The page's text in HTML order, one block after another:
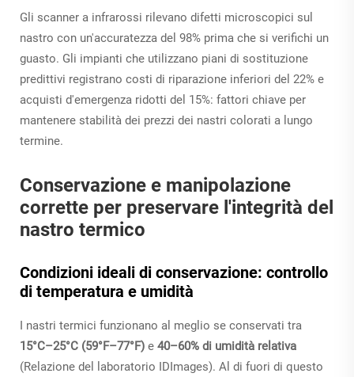
Gli scanner a infrarossi rilevano difetti microscopici sul
nastro con un'accuratezza del 98% prima che si verifichi un
guasto. Gli impianti che utilizzano piani di sostituzione
predittivi registrano costi di riparazione inferiori del 22% e
acquisti d'emergenza ridotti del 15%: fattori chiave per
mantenere stabilità dei prezzi dei nastri colorati a lungo
termine.
Conservazione e manipolazione
corrette per preservare l'integrità del
nastro termico
Condizioni ideali di conservazione: controllo
di temperatura e umidità
I nastri termici funzionano al meglio se conservati tra
15°C–25°C (59°F–77°F) e 40–60% di umidità relativa
(Relazione del laboratorio IDImages). Al di fuori di questo